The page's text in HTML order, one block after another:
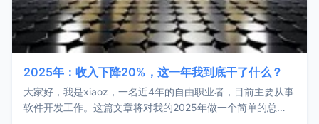
2025年：收入下降20%，这一年我到底干了什么？
大家好，我是xiaoz，一名近4年的自由职业者，目前主要从事
软件开发工作。这篇文章将对我的2025年做一个简单的总